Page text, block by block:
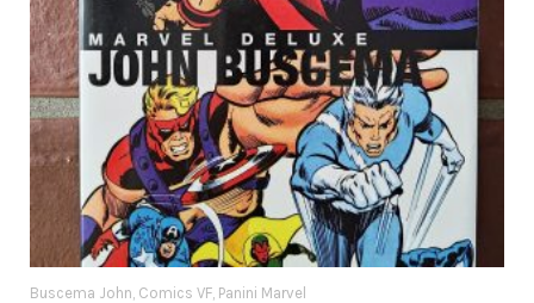
Buscema John Comics VF Panini Marvel